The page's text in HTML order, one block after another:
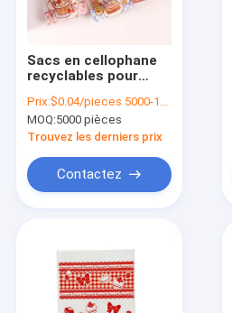
Sacs en cellophane
recyclables pour
alimentaire
Prix:$0.04/pieces 5000-19999 pieces
MOQ:5000 pièces
Trouvez les derniers prix
Contactez